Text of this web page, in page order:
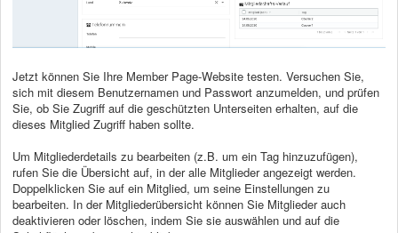
Jetzt können Sie Ihre Member Page-Website testen. Versuchen Sie,
sich mit diesem Benutzernamen und Passwort anzumelden, und prüfen
Sie, ob Sie Zugriff auf die geschützten Unterseiten erhalten, auf die
dieses Mitglied Zugriff haben sollte.
Um Mitgliederdetails zu bearbeiten (z.B. um ein Tag hinzuzufügen),
rufen Sie die Übersicht auf, in der alle Mitglieder angezeigt werden.
Doppelklicken Sie auf ein Mitglied, um seine Einstellungen zu
bearbeiten. In der Mitgliederübersicht können Sie Mitglieder auch
deaktivieren oder löschen, indem Sie sie auswählen und auf die